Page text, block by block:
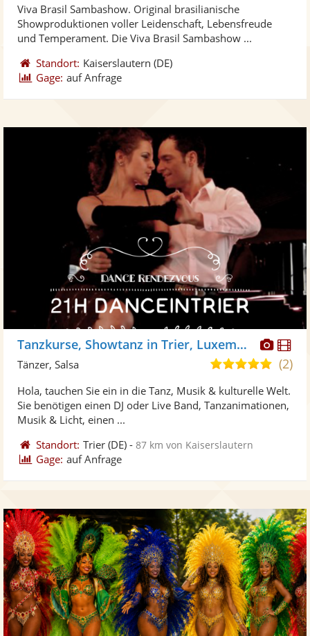
5
Viva Brasil Sambashow. Original brasilianische
Showproduktionen voller Leidenschaft, Lebensfreude
und Temperament. Die Viva Brasil Sambashow ...
Standort: Kaiserslautern (DE)
Gage: auf Anfrage
Fotos
Tanzkurse, Showtanz in Trier, Luxembourg, Mainz
5,0
5
Sternen
(2)
Tänzer, Salsa
Hola, tauchen Sie ein in die Tanz, Musik & kulturelle Welt.
Sie benötigen einen DJ oder Live Band, Tanzanimationen,
Musik & Licht, einen ...
Standort: Trier (DE) -87 km von Kaiserslautern
Gage: auf Anfrage